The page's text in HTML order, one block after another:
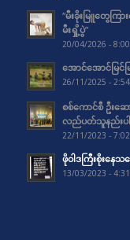
“မီးခိုးမြူတွေက
မီးရှို့ပွဲ”
20/04/2026 -
အောင်အောင်မြ
26/11/2025 -
စစ်ကောင်စီ ဦးဆ
လည်ပတ်သူနည်းပါ
22/11/2023 -
ဖိုဝါဒကြီးစိုးန
13/03/2023 -